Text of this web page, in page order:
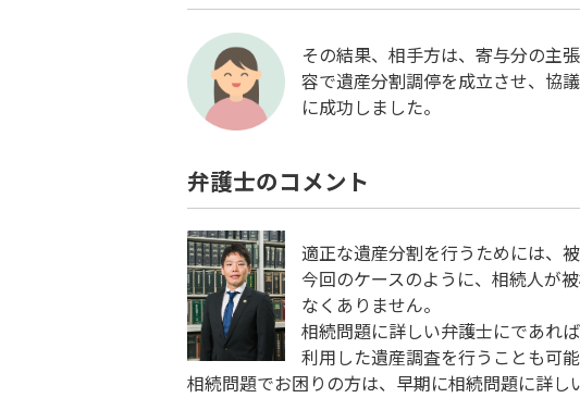
その結果、相手方は、寄与分の主
容で遺産分割調停を成立させ、協
に成功しました。
弁護士のコメント
適正な遺産分割を行うためには、
今回のケースのように、相続人が
なくありません。
相続問題に詳しい弁護士にであれ
利用した遺産調査を行うことも可能
相続問題でお困りの方は、早期に相続問題に詳し